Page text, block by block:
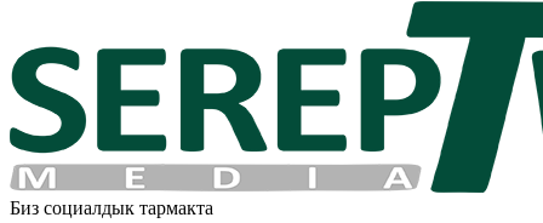
Биз социалдык тармакта